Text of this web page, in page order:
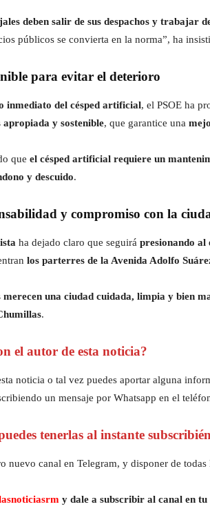
deben salir de sus despachos y trabajar
públicos se convierta en la norma”, ha
para evitar el deterioro
inmediato del césped artificial, el PSOE ha
y sostenible, que garantice una
que el césped artificial requiere un
y descuido.
y compromiso con la
ha dejado claro que seguirá presionando al
los parterres de la Avenida Adolfo
una ciudad cuidada, limpia y bien
.
el autor de esta noticia?
noticia o tal vez puedes aportar alguna
un mensaje por Whatsapp en el
tenerlas al instante
nuevo canal en Telegram, y disponer de
y dale a subscribir al canal en